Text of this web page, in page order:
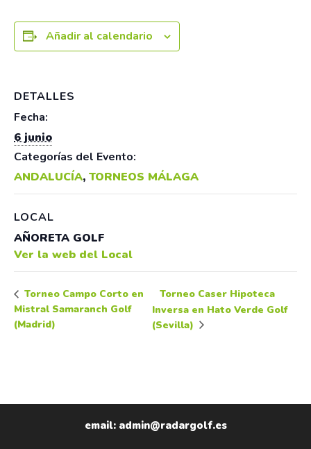
Añadir al calendario
DETALLES
Fecha:
6 junio
Categorías del Evento:
ANDALUCÍA, TORNEOS MÁLAGA
LOCAL
AÑORETA GOLF
Ver la web del Local
Torneo Campo Corto en
Mistral Samaranch Golf
(Madrid)
Torneo Caser Hipoteca
Inversa en Hato Verde Golf
(Sevilla)
email: admin@radargolf.es